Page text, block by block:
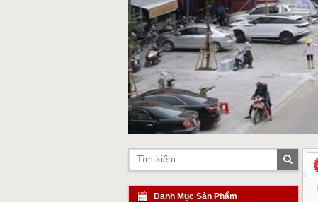
Tìm
kiếm
Danh Mục Sản Phẩm